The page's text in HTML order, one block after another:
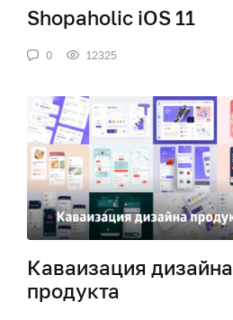
Shopaholic iOS 11
0 12325
Каваизация дизайна
продукта